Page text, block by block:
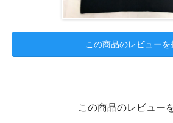
この商品のレビューを
この商品のレビュー